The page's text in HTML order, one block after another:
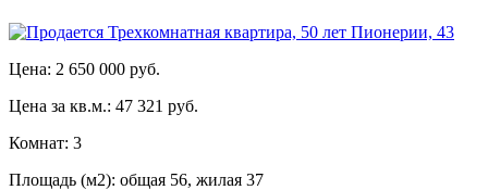
Цена: 2 650 000 руб.
Цена за кв.м.: 47 321 руб.
Комнат: 3
Площадь (м2): общая 56, жилая 37